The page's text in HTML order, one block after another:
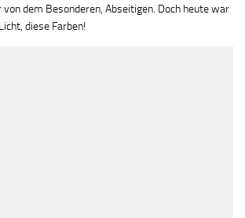
dem Besonderen, Abseitigen. Doch heute war
diese Farben!